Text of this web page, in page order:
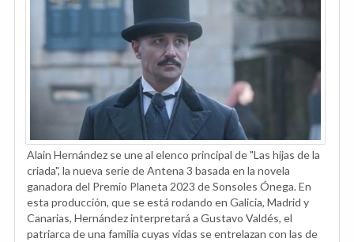
Alain Hernández se une al elenco principal de "Las hijas de la
criada", la nueva serie de Antena 3 basada en la novela
ganadora del Premio Planeta 2023 de Sonsoles Ónega. En
esta producción, que se está rodando en Galicia, Madrid y
Canarias, Hernández interpretará a Gustavo Valdés, el
patriarca de una familia cuyas vidas se entrelazan con las de